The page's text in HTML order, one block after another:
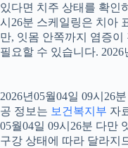
있다면 치주 상태를 확인
시26분 스케일링은 치아
만, 잇몸 안쪽까지 염증
필요할 수 있습니다. 2026
2026년05월04일 09시26
공 정보는 보건복지부 자
05월04일 09시26분 다만
구강 상태에 따라 달라지